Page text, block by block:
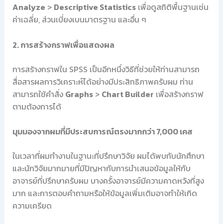
Analyze > Descriptive Statisticsเพื่อดูสถิติพื้นฐานเช่น
ค่าเฉลี่ย, ส่วนเบี่ยงเบนมาตรฐาน และอื่น ๆ
2. การสร้างกราฟเพื่อแสดงผล
การสร้างกราฟใน SPSS เป็นอีกหนึ่งวิธีที่ช่วยให้ท่านสามารถ
สื่อสารผลการวิเคราะห์ได้อย่างมีประสิทธิภาพครับผม ท่าน
สามารถใช้คำสั่ง Graphs> Chart Builder เพื่อสร้างกราฟ
ตามต้องการได้
มุมมองจากผมที่มีประสบการณ์ตรงมากกว่า 7,000 เคส
ในเวลาที่ผมทำงานในฐานะที่ปรึกษาวิจัย ผมได้พบกับนักศึกษา
และนักวิจัยมากมายที่มีปัญหากับการนำเสนอข้อมูลให้กับ
อาจารย์ที่ปรึกษาครับผม บางครั้งอาจารย์มีความคาดหวังที่สูง
มาก และการตอบคำถามหรือให้ข้อมูลเพิ่มเติมอาจทำให้เกิด
ความเครียด